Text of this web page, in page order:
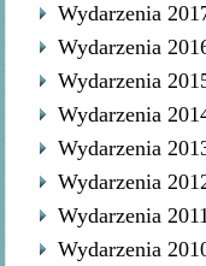
Wydarzenia
Wydarzenia
Wydarzenia
Wydarzenia
Wydarzenia
Wydarzenia
Wydarzenia
Wydarzenia